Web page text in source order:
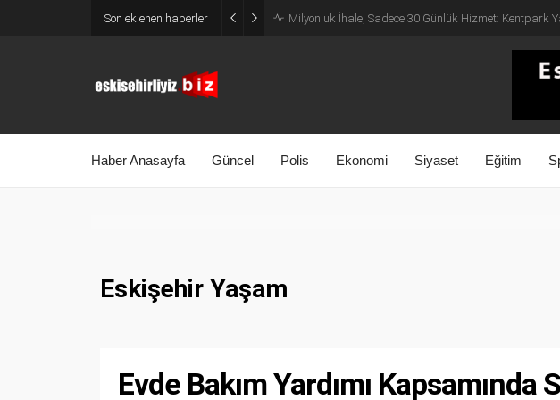
Son eklenen haberler Milyonluk İhale, Sadece 30 Günlük Hizmet: Kentpark
Haber Anasayfa Güncel Polis Ekonomi Siyaset Eğitim
Eskişehir Yaşam
Evde Bakım Yardımı Kapsamında